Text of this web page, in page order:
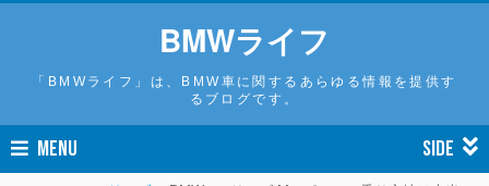
BMWライフ
「BMWライフ」は、BMW車に関するあらゆる情報を提供す
るブログです。
MENU SIDE